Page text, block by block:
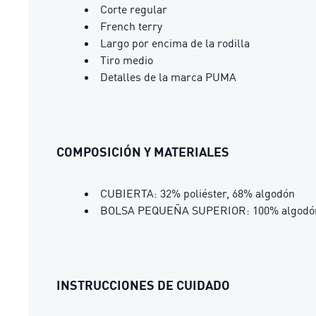
Corte regular
French terry
Largo por encima de la rodilla
Tiro medio
Detalles de la marca PUMA
COMPOSICIÓN Y MATERIALES
CUBIERTA: 32% poliéster, 68% algodón
BOLSA PEQUEÑA SUPERIOR: 100%
INSTRUCCIONES DE CUIDADO